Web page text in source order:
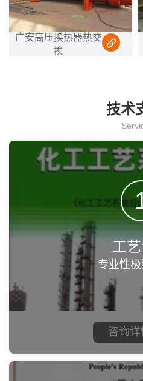
广安高压换热器热交
换
技术
工
专业性
咨询详